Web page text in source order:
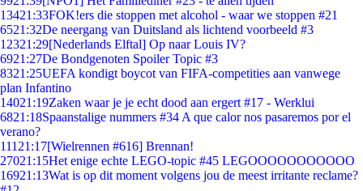
13421:33FOK!ers die stoppen met alcohol - waar we stoppen #21
6521:32De neergang van Duitsland als lichtend voorbeeld #3
12321:29[Nederlands Elftal] Op naar Louis IV?
6921:27De Bondgenoten Spoiler Topic #3
8321:25UEFA kondigt boycot van FIFA-competities aan vanwege
plan Infantino
14021:19Zaken waar je je echt dood aan ergert #17 - Werklui
6821:18Spaanstalige nummers #34 A que calor nos pasaremos por el
verano?
111 21:17[Wielrennen #616] Brennan!
27021:15Het enige echte LEGO-topic #45 LEGOOOOOOOOOOO
16921:13Wat is op dit moment volgens jou de meest irritante reclame?